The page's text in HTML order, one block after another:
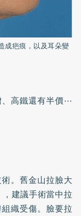
成疤痕，以及耳朵變
、高鐵還有半價⋯
。舊金山拉臉大
建議手術當中拉
織受傷。臉要拉